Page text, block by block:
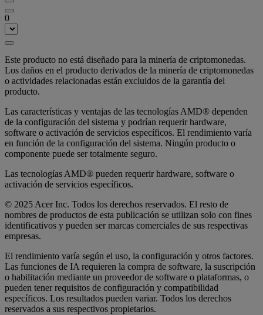
0
Este producto no está diseñado para la minería de criptomonedas.
Los daños en el producto derivados de la minería de criptomonedas
o actividades relacionadas están excluidos de la garantía del
producto.
Las características y ventajas de las tecnologías AMD® dependen
de la configuración del sistema y podrían requerir hardware,
software o activación de servicios específicos. El rendimiento varía
en función de la configuración del sistema. Ningún producto o
componente puede ser totalmente seguro.
Las tecnologías AMD® pueden requerir hardware, software o
activación de servicios específicos.
© 2025 Acer Inc. Todos los derechos reservados. El resto de
nombres de productos de esta publicación se utilizan solo con fines
identificativos y pueden ser marcas comerciales de sus respectivas
empresas.
El rendimiento varía según el uso, la configuración y otros factores.
Las funciones de IA requieren la compra de software, la suscripción
o habilitación mediante un proveedor de software o plataformas, o
pueden tener requisitos de configuración y compatibilidad
específicos. Los resultados pueden variar. Todos los derechos
reservados a sus respectivos propietarios.